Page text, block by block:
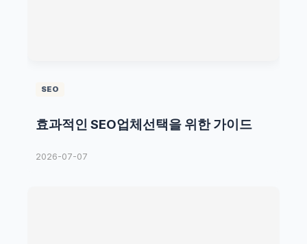
SEO
효과적인 SEO업체선택을 위한 가이드
2026-07-07